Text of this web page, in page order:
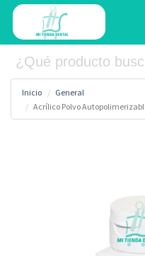
Inicio
General
Acrílico Polvo